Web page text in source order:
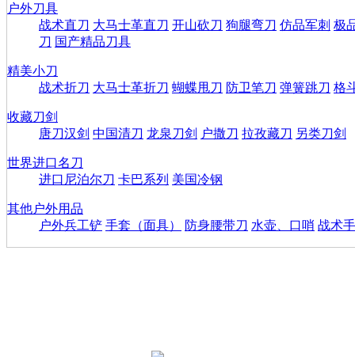
户外刀具
战术直刀 大马士革直刀 开山砍刀 狗腿弯刀 仿品军刺 极
刀 国产精品刀具
精美小刀
战术折刀 大马士革折刀 蝴蝶甩刀 防卫笔刀 弹簧跳刀 格
收藏刀剑
唐刀汉剑 中国清刀 龙泉刀剑 户撒刀 拉孜藏刀 另类刀剑
世界进口名刀
进口尼泊尔刀 卡巴系列 美国冷钢
其他户外用品
户外兵工铲 手套（面具） 防身腰带刀 水壶、口哨 战术